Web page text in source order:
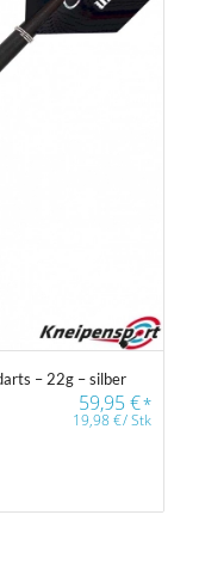
– 22g – silber
59,95€*
19,98€/Stk